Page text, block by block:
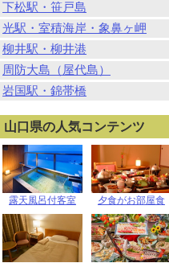
下松駅・笹戸島
光駅・室積海岸・象鼻ヶ岬
柳井駅・柳井港
周防大島（屋代島）
岩国駅・錦帯橋
山口県の人気コンテンツ
露天風呂付客室 夕食がお部屋食